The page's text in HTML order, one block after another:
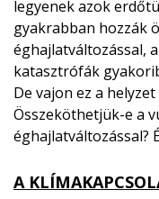
legyenek azok
gyakrabban hozzák
éghajlatváltozással,
katasztrófák
De vajon ez a
Összeköthetjük-e a
éghajlatváltozással?
A